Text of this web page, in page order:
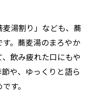
湯割り」なども、蕎
。蕎麦湯のまろやか
飲み疲れた口にもや
や、ゆっくりと語ら
す。